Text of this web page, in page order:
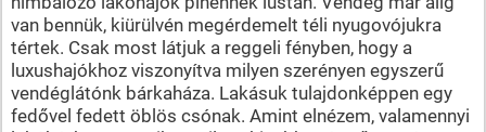
van bennük, kiürülvén megérdemelt téli nyugovójukra
tértek. Csak most látjuk a reggeli fényben, hogy a
luxushajókhoz viszonyítva milyen szerényen egyszerű
vendéglátónk bárkaháza. Lakásuk tulajdonképpen egy
fedővel fedett öblös csónak. Amint elnézem, valamennyi